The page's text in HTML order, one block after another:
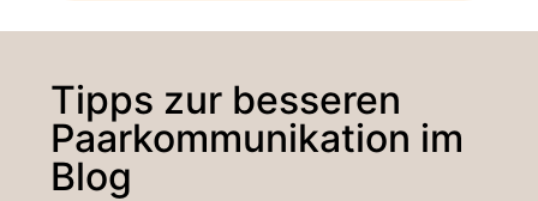
Tipps zur besseren
Paarkommunikation im
Blog